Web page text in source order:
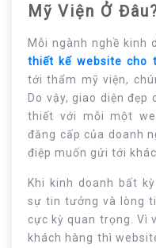
Mỹ Viện Ở
Mỗi ngành nghề kinh
thiết kế website cho
tới thẩm mỹ viện,
Do vậy, giao diện
thiết với mỗi một
đăng cấp của doanh
điệp muốn gửi tới
Khi kinh doanh bất
sự tin tưởng và lòng
cực kỳ quan trọng. Vì
khách hàng thì